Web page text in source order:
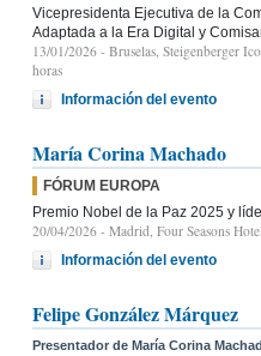
Vicepresidenta Ejecutiva de la
Adaptada a la Era Digital y
13/01/2026 - Bruselas, Steigenberger
horas
Información del evento
María Corina Machado
FÓRUM EUROPA
Premio Nobel de la Paz 2025 y
20/04/2026 - Madrid, Four Seasons
Información del evento
Felipe González Márquez
Presentador de María Corina